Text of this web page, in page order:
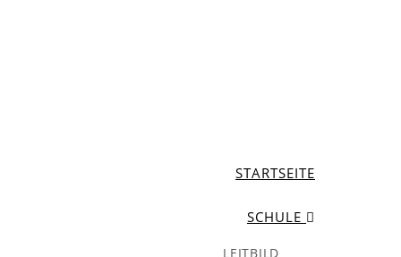
STARTSEITE
SCHULE
LEITBILD